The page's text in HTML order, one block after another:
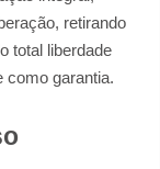
retirando
total liberdade
como garantia.